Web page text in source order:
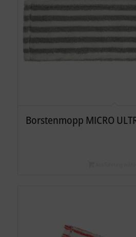
Borstenmopp MICRO